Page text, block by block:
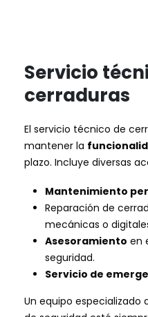
Servicio
cerraduras
El servicio técnico de
mantener la
plazo. Incluye diversas
Mantenimiento
Reparación de
mecánicas o
Asesoramiento en
seguridad.
Servicio de
Un equipo especializado